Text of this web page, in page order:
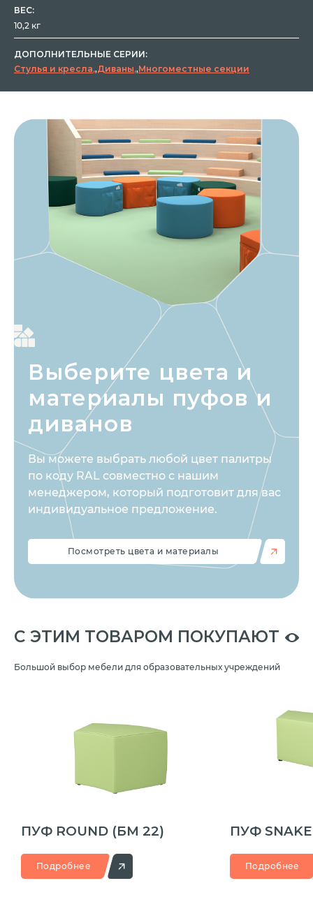
ВЕС:
10,2 кг
ДОПОЛНИТЕЛЬНЫЕ СЕРИИ:
Стулья и кресла ,Диваны ,Многоместные секции
Выберите цвета и
материалы пуфов и
диванов
Вы можете выбрать любой цвет палитры
по коду RAL совместно с нашим
менеджером, который подготовит для вас
индивидуальное предложение.
Посмотреть цвета и материалы
C ЭТИМ ТОВАРОМ ПОКУПАЮТ
Большой выбор мебели для образовательных учреждений
ПУФ ROUND (БМ 22)
Подробнее
ПУФ
Подробнее